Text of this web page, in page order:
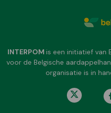
INTERPOM is een initiatief van
voor de Belgische
organisatie is in